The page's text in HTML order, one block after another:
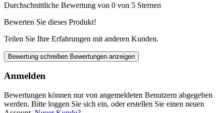
Durchschnittliche Bewertung von 0 von 5 Sternen
Bewerten Sie dieses Produkt!
Teilen Sie Ihre Erfahrungen mit anderen Kunden.
Bewertung schreiben Bewertungen anzeigen
Anmelden
Bewertungen können nur von angemeldeten Benutzern abgegeben
werden. Bitte loggen Sie sich ein, oder erstellen Sie einen neuen